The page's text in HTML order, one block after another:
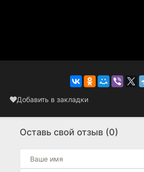
Добавить в закладки
Оставь свой отзыв (0)